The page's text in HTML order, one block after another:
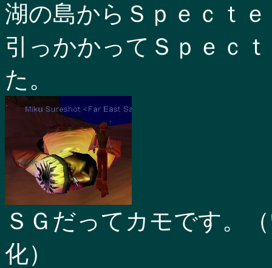
湖の島からＳｐｅｃｔ
引っかかってＳｐｅｃ
た。
ＳＧだってカモです。
化）